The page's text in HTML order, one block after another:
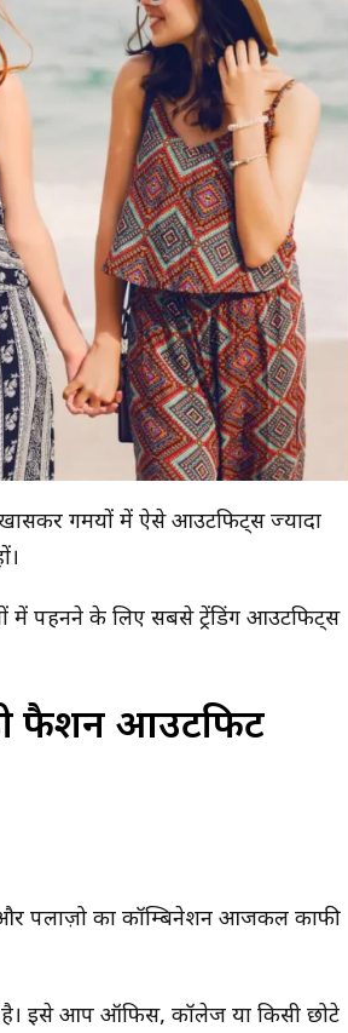
गर्मियों में ऐसे आउटफिट्स ज्यादा
में पहनने के लिए सबसे ट्रेंडिंग आउटफिट्स
फैशन आउटफिट
और पलाज़ो का कॉम्बिनेशन आजकल काफी
है। इसे आप ऑफिस, कॉलेज या किसी छोटे